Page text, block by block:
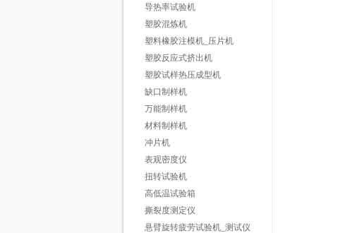
导热率试验机
塑胶混炼机
塑料橡胶注模机_压片机
塑胶反应式挤出机
塑胶试样热压成型机
缺口制样机
万能制样机
材料制样机
冲片机
表观密度仪
扭转试验机
高低温试验箱
撕裂度测定仪
悬臂旋转疲劳试验机_测试仪